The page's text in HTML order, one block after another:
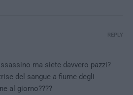
ma siete davvero pazzi?
del sangue a fiume degli
al giorno????
REPLY